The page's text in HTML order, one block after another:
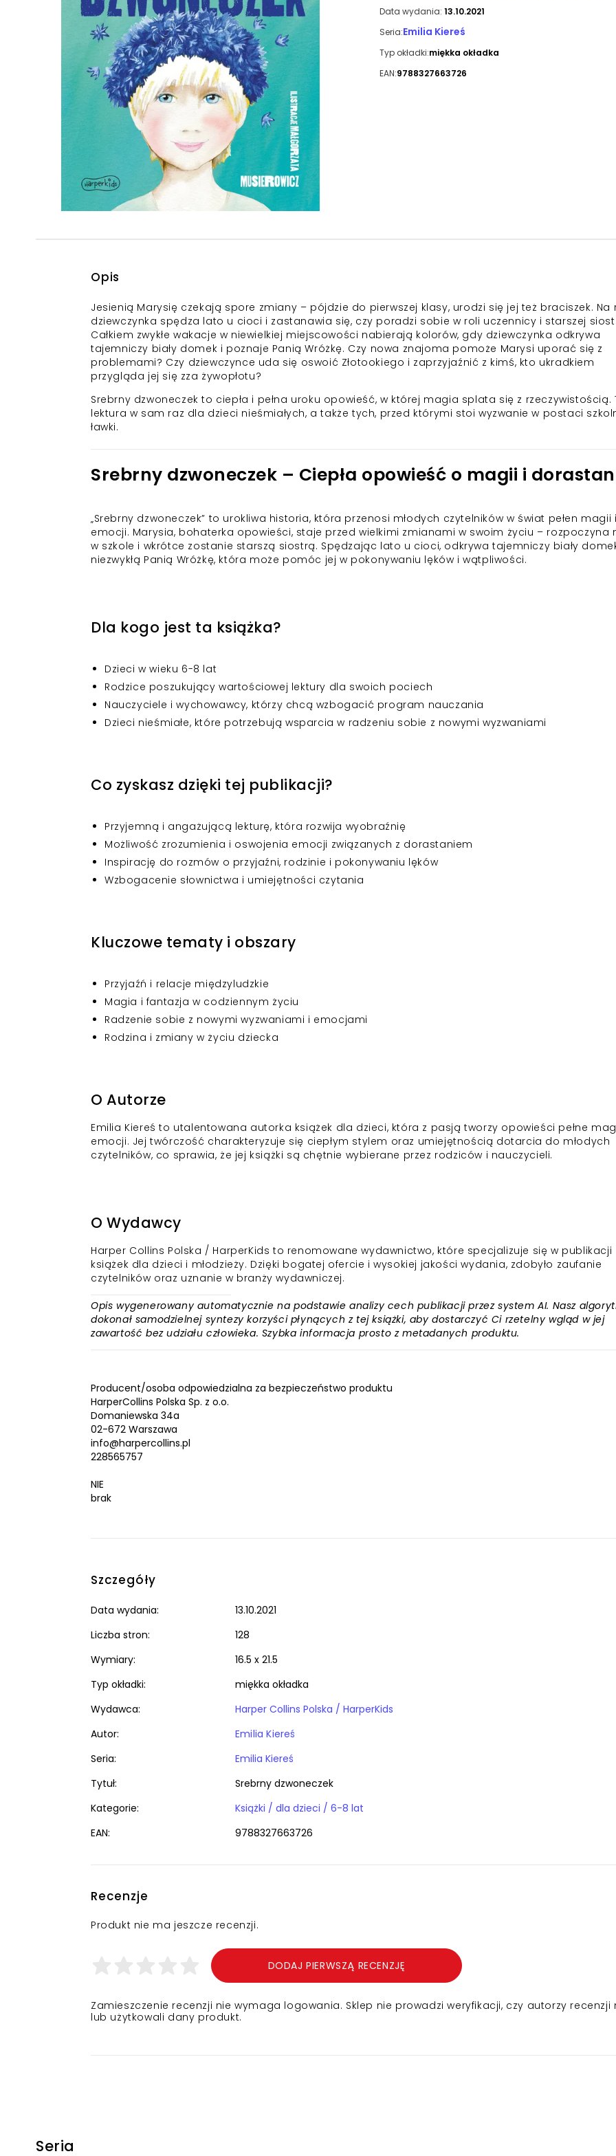
Data wydania: 13.10.2021
Seria:Emilia Kiereś
Typ okładki:miękka okładka
EAN:9788327663726
Opis
Jesienią Marysię czekają spore zmiany – pójdzie do pierwszej klasy, urodzi się jej też braciszek. Na
dziewczynka spędza lato u cioci i zastanawia się, czy poradzi sobie w roli uczennicy i starszej
Całkiem zwykłe wakacje w niewielkiej miejscowości nabierają kolorów, gdy dziewczynka odkrywa
tajemniczy biały domek i poznaje Panią Wróżkę. Czy nowa znajoma pomoże Marysi uporać się z
problemami? Czy dziewczynce uda się oswoić Złotookiego i zaprzyjaźnić z kimś, kto ukradkiem
przygląda jej się zza żywopłotu?
Srebrny dzwoneczek to ciepła i pełna uroku opowieść, w której magia splata się z rzeczywistością.
lektura w sam raz dla dzieci nieśmiałych, a także tych, przed którymi stoi wyzwanie w postaci
ławki.
Srebrny dzwoneczek – Ciepła opowieść o magii i
„Srebrny dzwoneczek” to urokliwa historia, która przenosi młodych czytelników w świat pełen magii
emocji. Marysia, bohaterka opowieści, staje przed wielkimi zmianami w swoim życiu – rozpoczyna
w szkole i wkrótce zostanie starszą siostrą. Spędzając lato u cioci, odkrywa tajemniczy biały
niezwykłą Panią Wróżkę, która może pomóc jej w pokonywaniu lęków i wątpliwości.
Dla kogo jest ta książka?
Dzieci w wieku 6-8 lat
Rodzice poszukujący wartościowej lektury dla swoich pociech
Nauczyciele i wychowawcy, którzy chcą wzbogacić program nauczania
Dzieci nieśmiałe, które potrzebują wsparcia w radzeniu sobie z nowymi wyzwaniami
Co zyskasz dzięki tej publikacji?
Przyjemną i angażującą lekturę, która rozwija wyobraźnię
Możliwość zrozumienia i oswojenia emocji związanych z dorastaniem
Inspirację do rozmów o przyjaźni, rodzinie i pokonywaniu lęków
Wzbogacenie słownictwa i umiejętności czytania
Kluczowe tematy i obszary
Przyjaźń i relacje międzyludzkie
Magia i fantazja w codziennym życiu
Radzenie sobie z nowymi wyzwaniami i emocjami
Rodzina i zmiany w życiu dziecka
O Autorze
Emilia Kiereś to utalentowana autorka książek dla dzieci, która z pasją tworzy opowieści pełne
emocji. Jej twórczość charakteryzuje się ciepłym stylem oraz umiejętnością dotarcia do młodych
czytelników, co sprawia, że jej książki są chętnie wybierane przez rodziców i nauczycieli.
O Wydawcy
Harper Collins Polska / HarperKids to renomowane wydawnictwo, które specjalizuje się w publikacji
książek dla dzieci i młodzieży. Dzięki bogatej ofercie i wysokiej jakości wydania, zdobyło zaufanie
czytelników oraz uznanie w branży wydawniczej.
Opis wygenerowany automatycznie na podstawie analizy cech publikacji przez system AI. Nasz
dokonał samodzielnej syntezy korzyści płynących z tej książki, aby dostarczyć Ci rzetelny wgląd w jej
zawartość bez udziału człowieka. Szybka informacja prosto z metadanych produktu.
Producent/osoba odpowiedzialna za bezpieczeństwo produktu
HarperCollins Polska Sp. z o.o.
Domaniewska 34a
02-672 Warszawa
info@harpercollins.pl
228565757
NIE
brak
Szczegóły
Data wydania:
13.10.2021
Liczba stron:
128
Wymiary:
16.5 x 21.5
Typ okładki:
miękka okładka
Wydawca:
Harper Collins Polska / HarperKids
Autor:
Emilia Kiereś
Seria:
Emilia Kiereś
Tytuł:
Srebrny dzwoneczek
Kategorie:
Książki / dla dzieci / 6-8 lat
EAN:
9788327663726
Recenzje
Produkt nie ma jeszcze recenzji.
DODAJ PIERWSZĄ RECENZJĘ
Zamieszczenie recenzji nie wymaga logowania. Sklep nie prowadzi weryfikacji, czy autorzy recenzji
lub użytkowali dany produkt.
Seria
Powiększony kursor
Pomoc w czytaniu
Podkreślenie linków